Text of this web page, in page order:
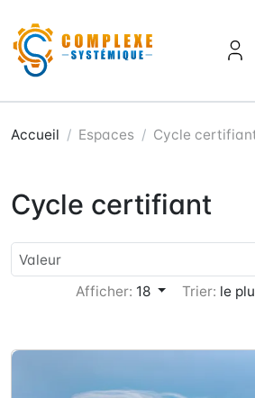
Accueil Espaces Cycle
Cycle certifiant
Afficher: 18 Trier: le